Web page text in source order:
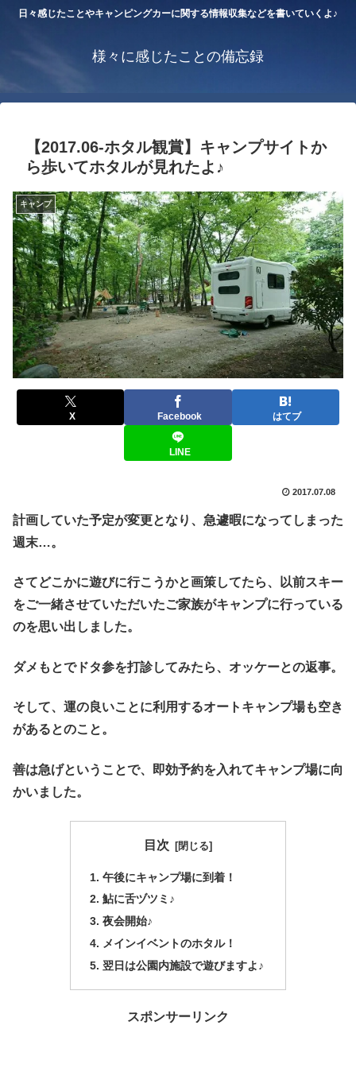
日々感じたことやキャンピングカーに関する情報収集などを書いていくよ♪
様々に感じたことの備忘録
【2017.06-ホタル観賞】キャンプサイトか
ら歩いてホタルが見れたよ♪
キャンプ
X Facebook はてブ
LINE
2017.07.08
計画していた予定が変更となり、急遽暇になってしまった
週末…。
さてどこかに遊びに行こうかと画策してたら、以前スキー
をご一緒させていただいたご家族がキャンプに行っている
のを思い出しました。
ダメもとでドタ参を打診してみたら、オッケーとの返事。
そして、運の良いことに利用するオートキャンプ場も空き
があるとのこと。
善は急げということで、即効予約を入れてキャンプ場に向
かいました。
目次
午後にキャンプ場に到着！
鮎に舌ヅツミ♪
夜会開始♪
メインイベントのホタル！
翌日は公園内施設で遊びますよ♪
スポンサーリンク